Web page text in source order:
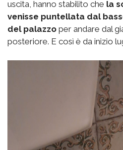
uscita, hanno stabilito che la
venisse puntellata dal
del palazzo per andare dal
posteriore. E così è da inizio